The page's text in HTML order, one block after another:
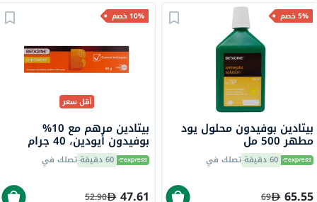
5% خصم
بيتادين بوفيدون محلول يود
مطهر 500 مل
60 دقيقة تصلك في
65.55
69
10% خصم
أقل سعر
بيتادين مرهم مع 10%
بوفيدون أيودين، 40 جرام
60 دقيقة تصلك في
47.61
52.90